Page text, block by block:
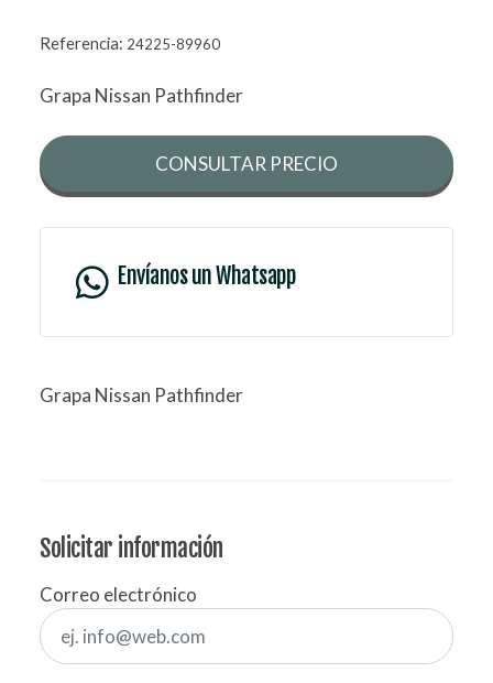
Referencia: 24225-89960
Grapa Nissan Pathfinder
CONSULTAR PRECIO
Envíanos un Whatsapp
Grapa Nissan Pathfinder
Solicitar información
Correo electrónico